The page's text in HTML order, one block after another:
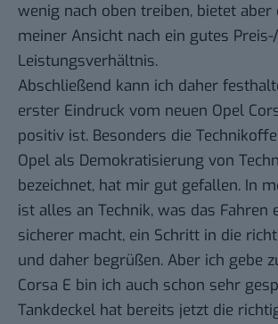
wenig nach oben treiben, bietet aber
meiner Ansicht nach ein gutes Preis-/
Leistungsverhältnis.
Abschließend kann ich daher
erster Eindruck vom neuen Opel
positiv ist. Besonders die
Opel als Demokratisierung von
bezeichnet, hat mir gut gefallen. In
ist alles an Technik, was das Fahren
sicherer macht, ein Schritt in die
und daher begrüßen. Aber ich gebe
Corsa E bin ich auch schon sehr
Tankdeckel hat bereits jetzt die